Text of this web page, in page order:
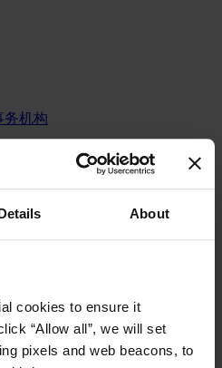
About
cookies to ensure it
“Allow all”, we will set
pixels and web beacons, to
务机构